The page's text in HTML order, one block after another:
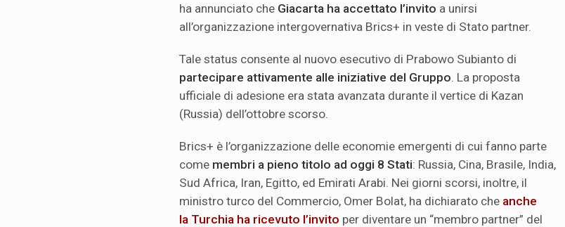
ha annunciato che Giacarta ha accettato l’invito a unirsi
all’organizzazione intergovernativa Brics+ in veste di Stato partner.
Tale status consente al nuovo esecutivo di Prabowo Subianto di
partecipare attivamente alle iniziative del Gruppo . La proposta
ufficiale di adesione era stata avanzata durante il vertice di Kazan
(Russia) dell’ottobre scorso.
Brics+ è l’organizzazione delle economie emergenti di cui fanno parte
come membri a pieno titolo ad oggi 8 Stati: Russia, Cina, Brasile, India,
Sud Africa, Iran, Egitto, ed Emirati Arabi. Nei giorni scorsi, inoltre, il
ministro turco del Commercio, Omer Bolat, ha dichiarato che anche
la Turchia ha ricevuto l’invito per diventare un “membro partner” del